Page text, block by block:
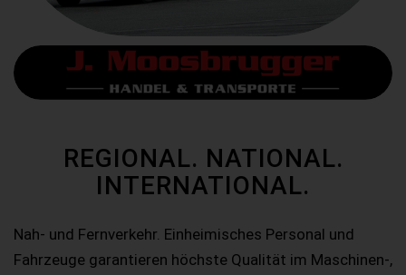
REGIONAL. NATIONAL.
INTERNATIONAL.
Nah- und Fernverkehr. Einheimisches Personal und
Fahrzeuge garantieren höchste Qualität im Maschinen-,